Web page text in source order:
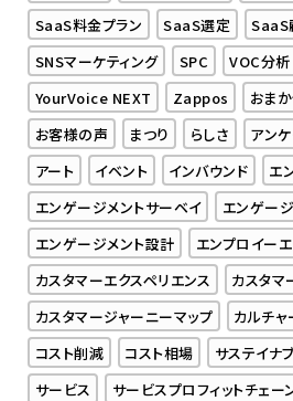
SaaS料金プラン
SaaS選定 SaaS
SNSマーケティング
SPC VOC分析
YourVoice NEXT
Zappos おま
お客様の声
まつり らしさ アン
アート
イベント インバウンド
エ
エンゲージメントサーベイ
エンゲー
エンゲージメント設計
エンプロイー
カスタマーエクスペリエンス
カスタマ
カスタマージャーニーマップ
カルチャ
コスト削減
コスト相場 サステイナ
サービス
サービスプロフィットチェー